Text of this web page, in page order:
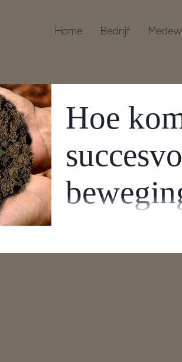
Home Bedrijf
Hoe
Zoomen we hier verder